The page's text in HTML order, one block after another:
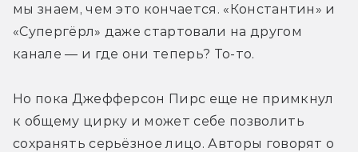
мы знаем, чем это кончается. «Константин» и
«Супергёрл» даже стартовали на другом
канале — и где они теперь? То-то.
Но пока Джефферсон Пирс еще не примкнул
к общему цирку и может себе позволить
сохранять серьёзное лицо. Авторы говорят о